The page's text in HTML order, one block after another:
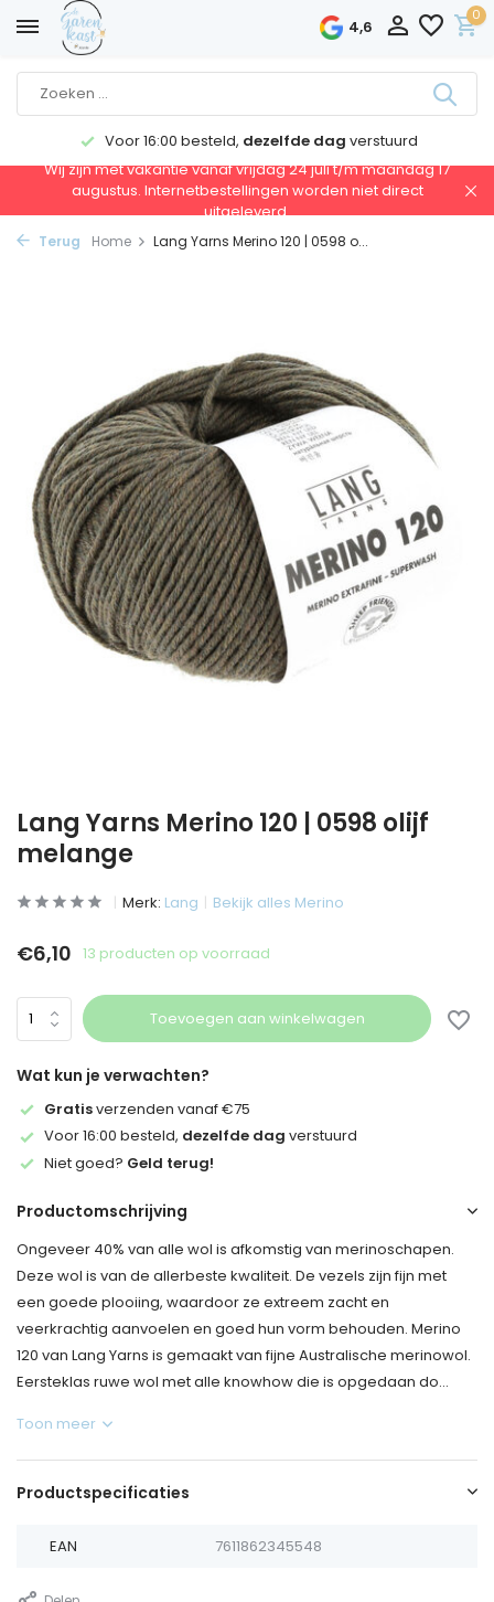
4,6
0
Voor 16:00 besteld, dezelfde dag verstuurd
Wij zijn met vakantie vanaf vrijdag 24 juli t/m maandag 17
augustus. Internetbestellingen worden niet direct
uitgeleverd.
Terug Home Lang Yarns Merino 120 | 0598 o...
Lang Yarns Merino 120 | 0598 olijf
melange
Merk: Lang Bekijk alles Merino
€6,10 13 producten op voorraad
Toevoegen aan winkelwagen
Wat kun je verwachten?
Gratisverzenden vanaf €75
Voor 16:00 besteld, dezelfde dag verstuurd
Niet goed? Geld terug!
Productomschrijving
Ongeveer 40% van alle wol is afkomstig van merinoschapen.
Deze wol is van de allerbeste kwaliteit. De vezels zijn fijn met
een goede plooiing, waardoor ze extreem zacht en
veerkrachtig aanvoelen en goed hun vorm behouden. Merino
120 van Lang Yarns is gemaakt van fijne Australische merinowol.
Eersteklas ruwe wol met alle knowhow die is opgedaan do...
Toon meer
Productspecificaties
EAN 7611862345548